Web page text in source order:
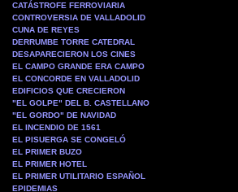
CATÁSTROFE FERROVIARIA
CONTROVERSIA DE VALLADOLID
CUNA DE REYES
DERRUMBE TORRE CATEDRAL
DESAPARECIERON LOS CINES
EL CAMPO GRANDE ERA CAMPO
EL CONCORDE EN VALLADOLID
EDIFICIOS QUE CRECIERON
"EL GOLPE" DEL B. CASTELLANO
"EL GORDO" DE NAVIDAD
EL INCENDIO DE 1561
EL PISUERGA SE CONGELÓ
EL PRIMER BUZO
EL PRIMER HOTEL
EL PRIMER UTILITARIO ESPAÑOL
EPIDEMIAS